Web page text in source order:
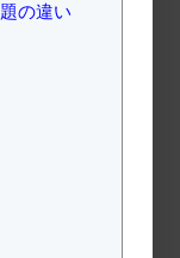
の違い